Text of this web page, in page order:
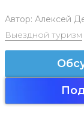
Автор: Алексей
Выездной туризм